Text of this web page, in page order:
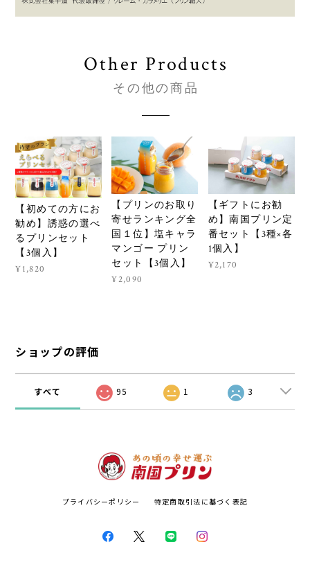
Other Products
その他の商品
【初めての方にお
勧め】誘惑の選べ
るプリンセット
【3個入】
¥1,820
【プリンのお取り
寄せランキング全
国１位】塩キャラ
マンゴー プリン
セット【3個入】
¥2,090
【ギフトにお勧
め】南国プリン定
番セット【3種×各
1個入】
¥2,170
ショップの評価
すべて 95 1 3
プライバシーポリシー 特定商取引法に基づく表記